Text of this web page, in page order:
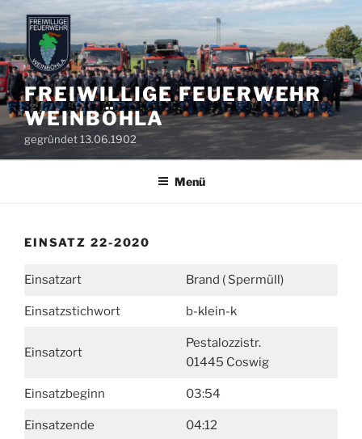
Inhalt
springen
FREIWILLIGE FEUERWEHR
WEINBÖHLA
gegründet 13.06.1902
Menü
EINSATZ 22-2020
Einsatzart Brand ( Spermüll)
Einsatzstichwort b-klein-k
Einsatzort
Pestalozzistr.
01445 Coswig
Einsatzbeginn 03:54
Einsatzende 04:12